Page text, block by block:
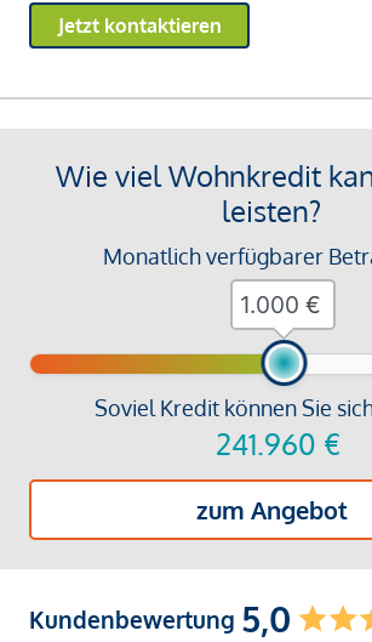
Jetzt kontaktieren
Wie viel Wohnkredit
leisten?
Monatlich verfügbarer
Soviel Kredit können Sie
241.960 €
zum Angebot
€
Kundenbewertung 5,0